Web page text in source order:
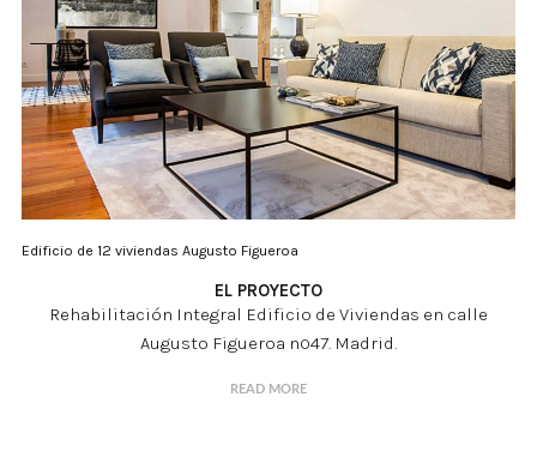
Edificio de 12 viviendas Augusto Figueroa
EL PROYECTO
Rehabilitación Integral Edificio de Viviendas en calle
Augusto Figueroa nº47. Madrid.
READ MORE